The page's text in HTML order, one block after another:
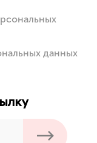
данных